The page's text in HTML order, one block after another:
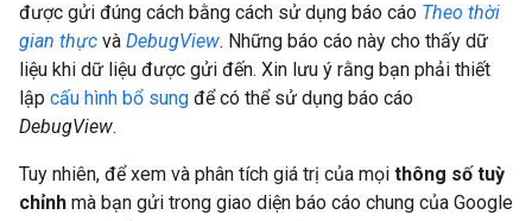
được gửi đúng cách bằng cách sử dụng báo cáo Theo thời
gian thực và DebugView. Những báo cáo này cho thấy dữ
liệu khi dữ liệu được gửi đến. Xin lưu ý rằng bạn phải thiết
lập cấu hình bổ sung để có thể sử dụng báo cáo
DebugView.
Tuy nhiên, để xem và phân tích giá trị của mọi thông số tuỳ
chỉnh mà bạn gửi trong giao diện báo cáo chung của Google